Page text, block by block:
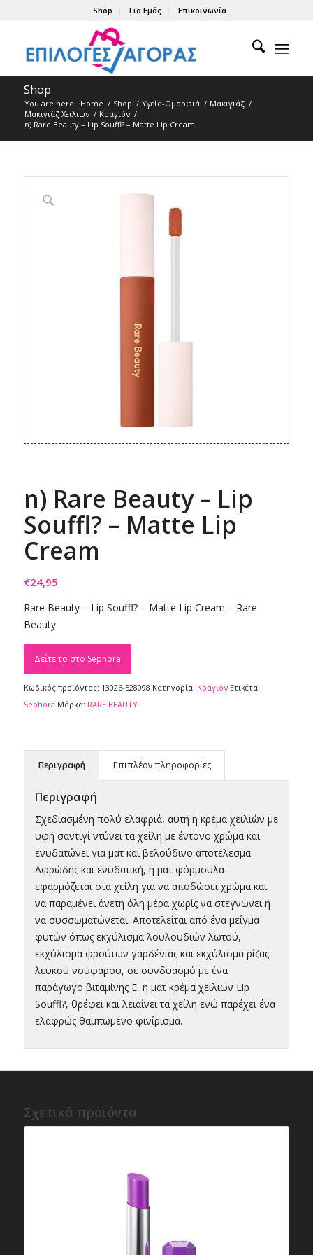
Shop Για Εμάς Επικοινωνία
Shop
You are here: Home / Shop / Υγεία-Ομορφιά / Μακιγιάζ /
Μακιγιάζ Χειλιών / Κραγιόν /
n) Rare Beauty – Lip Souffl? – Matte Lip Cream
n) Rare Beauty – Lip
Souffl? – Matte Lip
Cream
€24,95
Rare Beauty – Lip Souffl? – Matte Lip Cream – Rare
Beauty
Δείτε το στο Sephora
Κωδικός προϊόντος: 13026-528098 Κατηγορία: Κραγιόν Ετικέτα:
Sephora Μάρκα: RARE BEAUTY
Περιγραφή Επιπλέον πληροφορίες
Περιγραφή
Σχεδιασμένη πολύ ελαφριά, αυτή η κρέμα χειλιών με
υφή σαντιγί ντύνει τα χείλη με έντονο χρώμα και
ενυδατώνει για ματ και βελούδινο αποτέλεσμα.
Αφρώδης και ενυδατική, η ματ φόρμουλα
εφαρμόζεται στα χείλη για να αποδώσει χρώμα και
να παραμένει άνετη όλη μέρα χωρίς να στεγνώνει ή
να συσσωματώνεται. Αποτελείται από ένα μείγμα
φυτών όπως εκχύλισμα λουλουδιών λωτού,
εκχύλισμα φρούτων γαρδένιας και εκχύλισμα ρίζας
λευκού νούφαρου, σε συνδυασμό με ένα
παράγωγο βιταμίνης Ε, η ματ κρέμα χειλιών Lip
Souffl?, θρέφει και λειαίνει τα χείλη ενώ παρέχει ένα
ελαφρώς θαμπωμένο φινίρισμα.
Σχετικά προϊόντα